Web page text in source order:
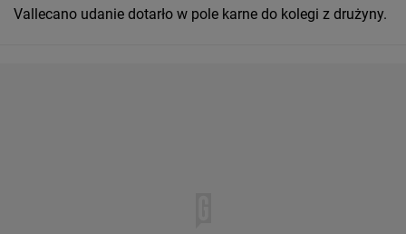
Vallecano udanie dotarło w pole karne do kolegi z drużyny.